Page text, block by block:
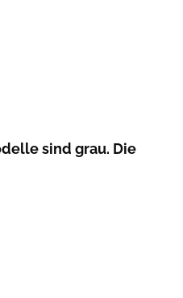
sind grau. Die